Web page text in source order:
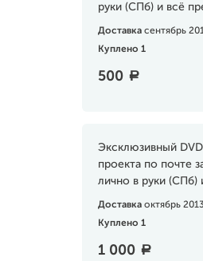
руки (СПб) и всё
Доставка сентябрь
Куплено 1
500 a
Эксклюзивный
проекта по почте
лично в руки (СПб)
Доставка октябрь
Куплено 1
1 000 a